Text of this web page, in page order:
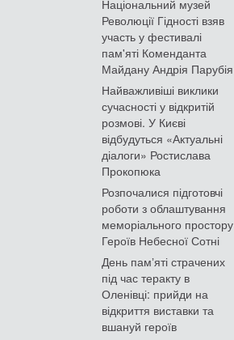
Національний музей
Революції Гідності взяв
участь у фестивалі
пам'яті Коменданта
Майдану Андрія Парубія
Найважливіші виклики
сучасності у відкритій
розмові. У Києві
відбудуться «Актуальні
діалоги» Ростислава
Прокопюка
Розпочалися підготовчі
роботи з облаштування
меморіального простору
Героїв Небесної Сотні
День памʼяті страчених
під час теракту в
Оленівці: прийди на
відкриття виставки та
вшануй героїв